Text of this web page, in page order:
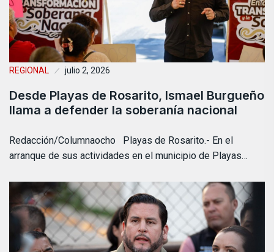
REGIONAL julio 2, 2026
Desde Playas de Rosarito, Ismael Burgueño
llama a defender la soberanía nacional
Redacción/Columnaocho Playas de Rosarito.- En el
arranque de sus actividades en el municipio de Playas…